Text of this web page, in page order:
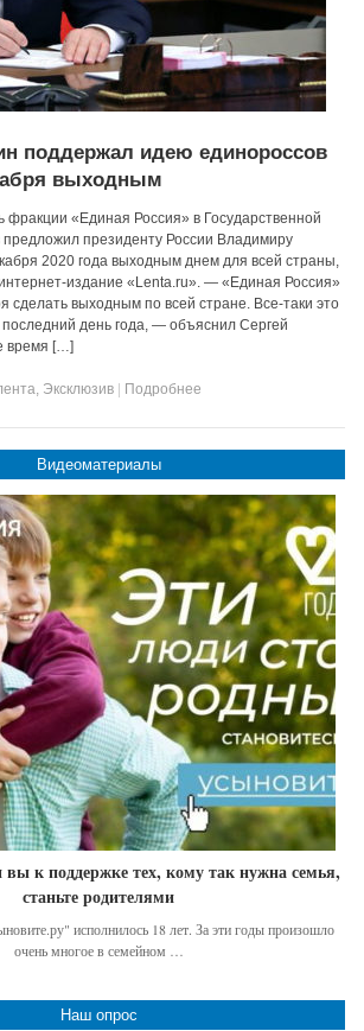
поддержал идею единороссов
выходным
фракции «Единая Россия» в Государственной
президенту России Владимиру
2020 года выходным днем для всей страны,
издание «Lenta.ru». — «Единая Россия»
сделать выходным по всей стране. Все-таки это
день года, — объяснил Сергей
время […]
, Эксклюзив Подробнее
Видеоматериалы
вы к поддержке тех, кому так нужна семья,
станьте родителями
исполнилось 18 лет. За эти годы произошло
очень многое в семейном …
Наш опрос